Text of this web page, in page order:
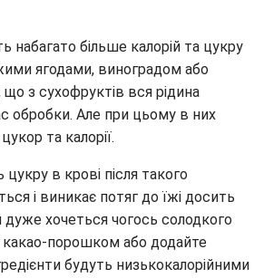
набагато більше калорій та цукру
ягодами, виноградом або
з сухофруктів вся рідина
обробки. Але при цьому в них
та калорії.
цукру в крові після такого
і виникає потяг до їжі досить
хочеться чогось солодкого
какао-порошком або додайте
будуть низькокалорійними